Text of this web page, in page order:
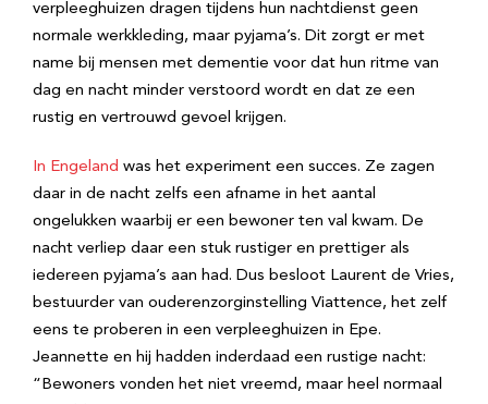
verpleeghuizen dragen tijdens hun nachtdienst geen
normale werkkleding, maar pyjama’s. Dit zorgt er met
name bij mensen met dementie voor dat hun ritme van
dag en nacht minder verstoord wordt en dat ze een
rustig en vertrouwd gevoel krijgen.
In Engeland was het experiment een succes. Ze zagen
daar in de nacht zelfs een afname in het aantal
ongelukken waarbij er een bewoner ten val kwam. De
nacht verliep daar een stuk rustiger en prettiger als
iedereen pyjama’s aan had. Dus besloot Laurent de Vries,
bestuurder van ouderenzorginstelling Viattence, het zelf
eens te proberen in een verpleeghuizen in Epe.
Jeannette en hij hadden inderdaad een rustige nacht:
“Bewoners vonden het niet vreemd, maar heel normaal